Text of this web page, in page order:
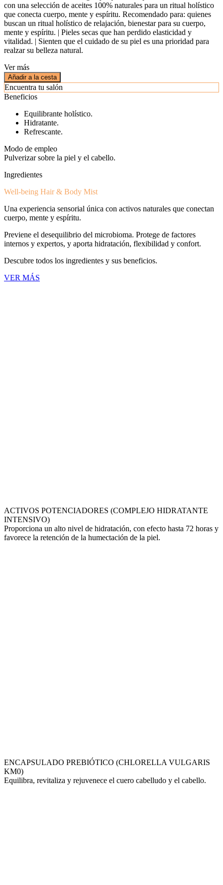
con una selección de aceites 100% naturales para un ritual holístico
que conecta cuerpo, mente y espíritu. Recomendado para: quienes
buscan un ritual holístico de relajación, bienestar para su cuerpo,
mente y espíritu. | Pieles secas que han perdido elasticidad y
vitalidad. | Sienten que el cuidado de su piel es una prioridad para
realzar su belleza natural.
Ver más
Añadir a la cesta
Encuentra tu salón
Beneficios
Equilibrante holístico.
Hidratante.
Refrescante.
Modo de empleo
Pulverizar sobre la piel y el cabello.
Ingredientes
Well-being Hair & Body Mist
Una experiencia sensorial única con activos naturales que conectan
cuerpo, mente y espíritu.
Previene el desequilibrio del microbioma. Protege de factores
internos y expertos, y aporta hidratación, flexibilidad y confort.
Descubre todos los ingredientes y sus beneficios.
VER MÁS
ACTIVOS POTENCIADORES (COMPLEJO HIDRATANTE
INTENSIVO)
Proporciona un alto nivel de hidratación, con efecto hasta 72 horas y
favorece la retención de la humectación de la piel.
ENCAPSULADO PREBIÓTICO (CHLORELLA VULGARIS
KM0)
Equilibra, revitaliza y rejuvenece el cuero cabelludo y el cabello.